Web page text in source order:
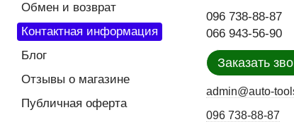
096 738-88-87
066 943-56-90
Заказать
admin@auto-
096 738-88-87
Обмен и возврат
Контактная информация
Блог
Отзывы о магазине
Публичная оферта